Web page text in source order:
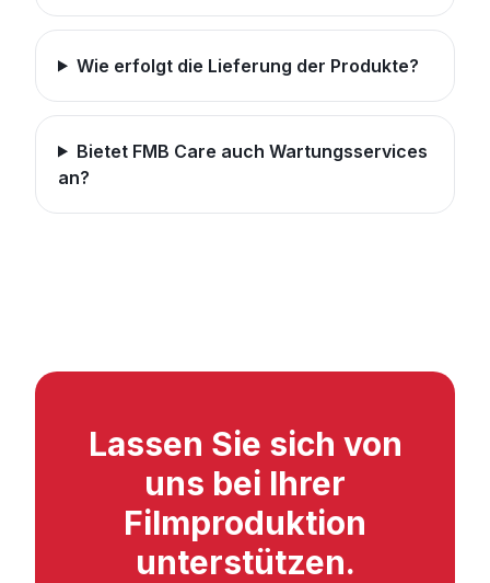
Wie erfolgt die Lieferung der Produkte?
Bietet FMB Care auch Wartungsservices
an?
Lassen Sie sich von
uns bei Ihrer
Filmproduktion
unterstützen.